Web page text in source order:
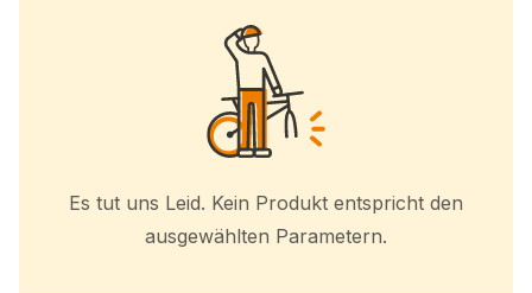
Es tut uns Leid. Kein Produkt entspricht den
ausgewählten Parametern.